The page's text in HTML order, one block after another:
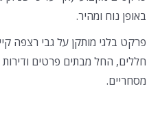
באופן נוח ומהיר.
פרקט בלגי מותקן על גבי רצפה
חללים, החל מבתים פרטים
מסחריים.